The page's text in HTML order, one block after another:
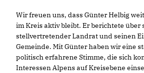
Wir freuen uns, dass Günter Helbig
im Kreis aktiv bleibt. Er berichtete über
stellvertretender Landrat und seinen
Gemeinde. Mit Günter haben wir eine
politisch erfahrene Stimme, die sich
Interessen Alpens auf Kreisebene